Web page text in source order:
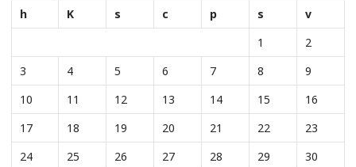
h
K s c p s
v
1
2
3
4 5 6 7 8
9
10
11 12 13 14 15
16
17
18 19 20 21 22
23
24
25 26 27 28 29
30